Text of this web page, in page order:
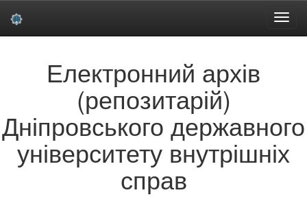
Електронний архів
(репозитарій)
Дніпровського державного
університету внутрішніх
справ